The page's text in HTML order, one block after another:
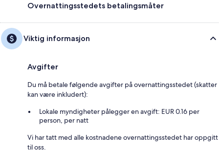
Overnattingsstedets betalingsmåter
Viktig informasjon
Avgifter
Du må betale følgende avgifter på overnattingsstedet (skatter
kan være inkludert):
Lokale myndigheter pålegger en avgift: EUR 0.16 per
person, per natt
Vi har tatt med alle kostnadene overnattingsstedet har oppgitt
til oss.